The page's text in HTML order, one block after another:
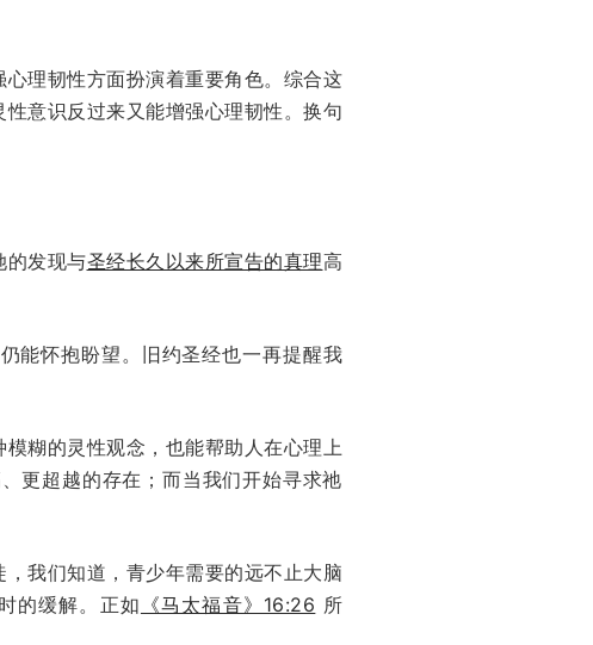
理韧性方面扮演着重要角色。综合这
意识反过来又能增强心理韧性。换句
的发现与圣经长久以来所宣告的真理高
能怀抱盼望。旧约圣经也一再提醒我
糊的灵性观念，也能帮助人在心理上
更超越的存在；而当我们开始寻求祂
我们知道，青少年需要的远不止大脑
的缓解。正如 《马太福音》16:26 所